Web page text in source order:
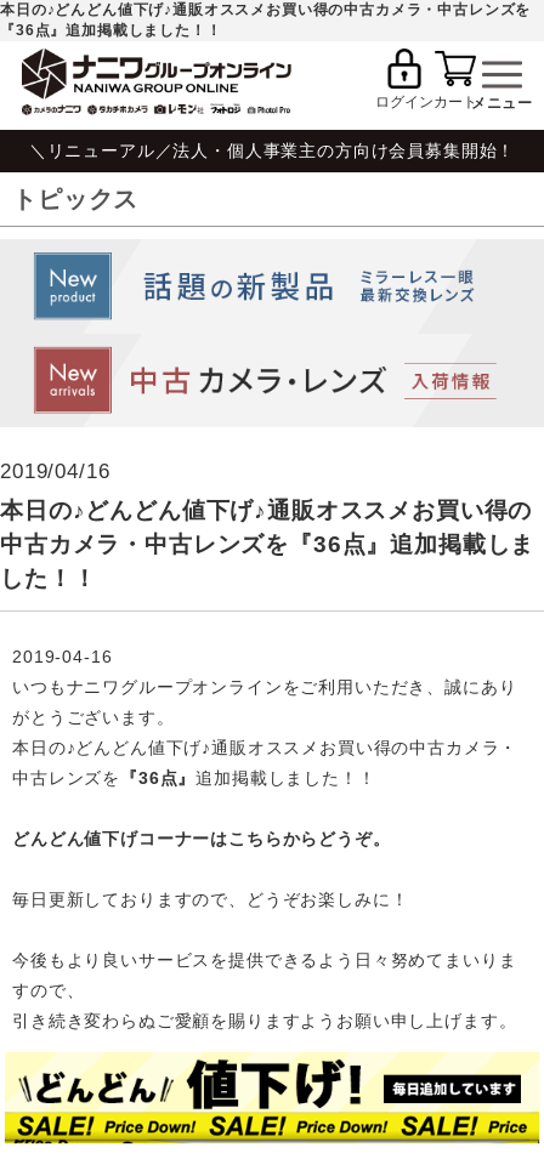
本日の♪どんどん値下げ♪通販オススメお買い得の中古カメラ・中古レンズを
『36点』追加掲載しました！！
ログインカート
＼リニューアル／法人・個人事業主の方向け会員募集開始！
トピックス
2019/04/16
本日の♪どんどん値下げ♪通販オススメお買い得の
中古カメラ・中古レンズを『36点』追加掲載しま
した！！
2019-04-16
いつもナニワグループオンラインをご利用いただき、誠にあり
がとうございます。
本日の♪どんどん値下げ♪通販オススメお買い得の中古カメラ・
中古レンズを
『36点』追加掲載 しました！！
どんどん値下げコーナーはこちらからどうぞ。
毎日更新しておりますので、どうぞお楽しみに！
今後もより良いサービスを提供できるよう日々努めてまいりま
すので、
引き続き変わらぬご愛顧を賜りますようお願い申し上げます。